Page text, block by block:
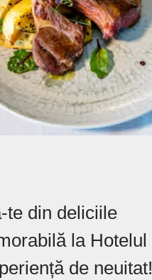
te din deliciile
la Hotelul
de neuitat!